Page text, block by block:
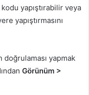
yapıştırabilir veya
yapıştırmasını
yapmak
Görünüm >